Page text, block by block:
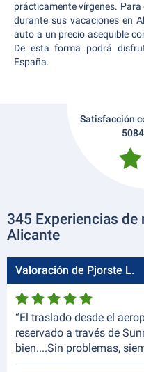
prácticamente vírgenes.
durante sus vacaciones en
auto a un precio asequible
De esta forma podrá
España.
Satisfacción
345 Experiencias
Alicante
Valoración de Pjorste L.
“El traslado desde el
reservado a través de
bien....Sin problemas,